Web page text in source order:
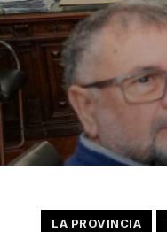
LA PROVINCIA